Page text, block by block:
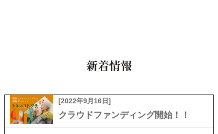
[2022年9月16日]
クラウドファンディング開始！！